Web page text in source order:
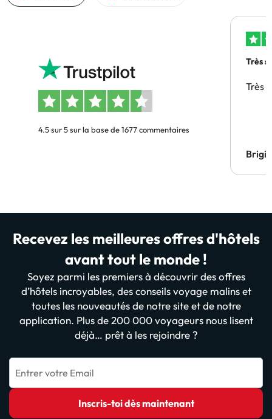
4.5 sur 5 sur la base de 1677 commentaires
Très
Très
Recevez les meilleures offres d'hôtels
avant tout le monde !
Soyez parmi les premiers à découvrir des offres
d’hôtels incroyables, des conseils voyage malins et
toutes les nouveautés de notre site et de notre
application. Plus de 200 000 voyageurs nous lisent
déjà… prêt à les rejoindre ?
Entrer votre Email
Inscris-toi dès maintenant